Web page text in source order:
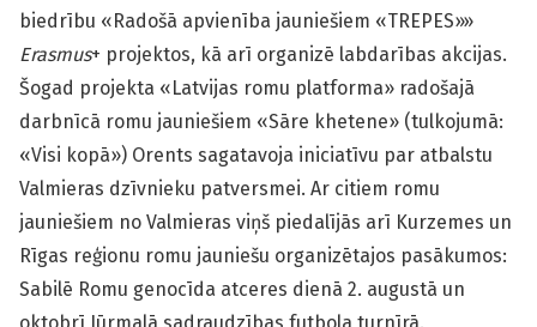
biedrību «Radošā apvienība jauniešiem «TREPES»»
Erasmus+ projektos, kā arī organizē labdarības akcijas.
Šogad projekta «Latvijas romu platforma» radošajā
darbnīcā romu jauniešiem «Sāre khetene» (tulkojumā:
«Visi kopā») Orents sagatavoja iniciatīvu par atbalstu
Valmieras dzīvnieku patversmei. Ar citiem romu
jauniešiem no Valmieras viņš piedalījās arī Kurzemes un
Rīgas reģionu romu jauniešu organizētajos pasākumos:
Sabilē Romu genocīda atceres dienā 2. augustā un